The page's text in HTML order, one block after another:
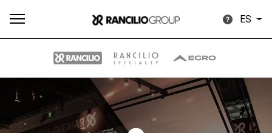
ES
Todos Productos Descargar Más